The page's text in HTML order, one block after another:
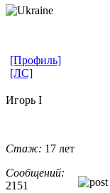
[Профиль]
[ЛС]
Игорь I
Стаж: 17 лет
Сообщений:
2151